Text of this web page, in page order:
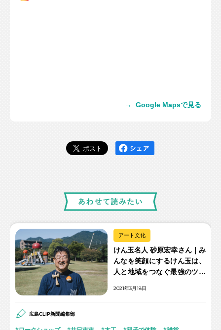
→ Google Mapsで見る
アート文化
けん玉名人 砂原宏幸さん｜み
んなを笑顔にするけん玉は、
人と地域をつなぐ最強のツー
2021年3月18日
広島CLiP新聞編集部